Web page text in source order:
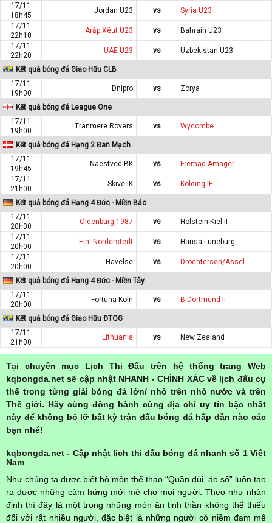
17/11
18h45
Jordan U23 vs
Syria U23
17/11
22h10
Arập Xêut U23 vs
Bahrain U23
17/11
22h20
UAE U23 vs Uzbekistan U23
Kết quả bóng đá Giao Hữu CLB
17/11
19h00
Dnipro vs Zorya
Kết quả bóng đá League One
17/11
19h00
Tranmere Rovers vs Wycombe
Kết quả bóng đá Hạng 2 Đan Mạch
17/11
19h45
Naestved BK vs
Fremad Amager
17/11
21h00
Skive IK vs Kolding IF
Kết quả bóng đá Hạng 4 Đức - Miền Bắc
17/11
20h00
Oldenburg 1987 vs
Holstein Kiel II
17/11
20h00
Ein. Norderstedt vs
Hansa Luneburg
17/11
20h00
Havelse vs Drochtersen/Assel
Kết quả bóng đá Hạng 4 Đức - Miền Tây
17/11
20h00
Fortuna Koln vs B.Dortmund II
Kết quả bóng đá Giao Hữu ĐTQG
17/11
21h00
Lithuania vs New Zealand
Tại chuyên mục Lịch Thi Đấu trên hệ thống trang Web
kqbongda.net sẽ cập nhật NHANH - CHÍNH XÁC về lịch đấu cụ
thể trong từng giải bóng đá lớn/ nhỏ trên nhỏ nước và trên
Thế giới. Hãy cùng đồng hành cùng địa chỉ uy tín bậc nhất
này để không bỏ lỡ bất kỳ trận đấu bóng đá hấp dẫn nào các
bạn nhé!
kqbongda.net - Cập nhật lịch thi đấu bóng đá nhanh số 1 Việt
Nam
Như chúng ta được biết bộ môn thể thao “Quần đùi, áo số” luôn tạo
ra được những cảm hứng mới mẻ cho mọi người. Theo như nhận
định thì đây là một trong những món ăn tinh thần không thể thiếu
đối với rất nhiều người, đặc biệt là những người có niềm đam mê